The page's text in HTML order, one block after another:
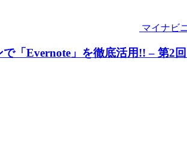
マイナビ
で「Evernote」を徹底活用!! – 第2